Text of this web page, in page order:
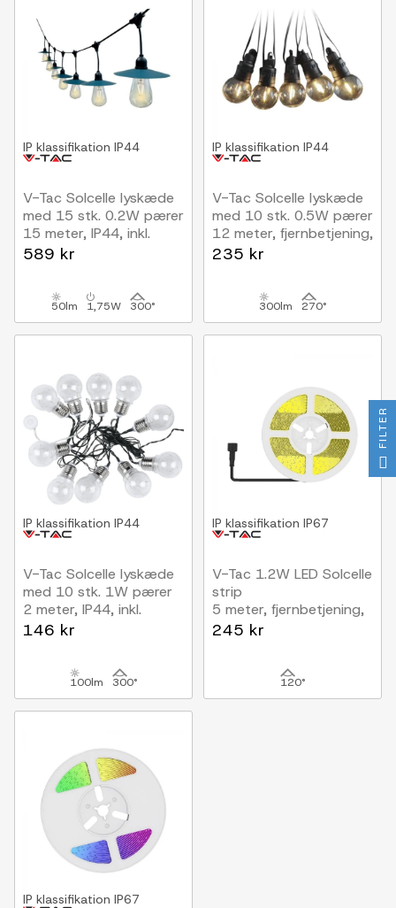
IP klassifikation IP44
V-Tac Solcelle lyskæde
med 15 stk. 0.2W pærer
15 meter, IP44, inkl.
lyskilde
589 kr
50lm 1,75W 300°
IP klassifikation IP44
V-Tac Solcelle lyskæde
med 10 stk. 0.5W pærer
12 meter, fjernbetjening,
IP44, inkl. lyskilde
235 kr
300lm 270°
IP klassifikation IP44
V-Tac Solcelle lyskæde
med 10 stk. 1W pærer
2 meter, IP44, inkl.
lyskilde
146 kr
100lm 300°
IP klassifikation IP67
V-Tac 1.2W LED Solcelle
strip
5 meter, fjernbetjening,
IP67
245 kr
120°
IP klassifikation IP67
FILTER